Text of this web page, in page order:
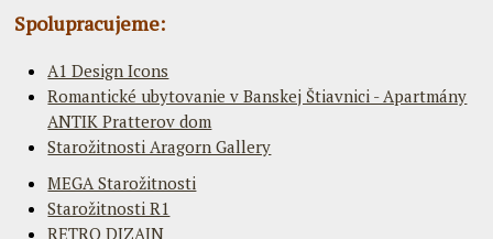
Spolupracujeme:
A1 Design Icons
Romantické ubytovanie v Banskej Štiavnici - Apartmány
ANTIK Pratterov dom
Starožitnosti Aragorn Gallery
MEGA Starožitnosti
Starožitnosti R1
RETRO DIZAJN